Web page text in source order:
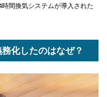
間換気システムが導入された
化したのはなぜ？